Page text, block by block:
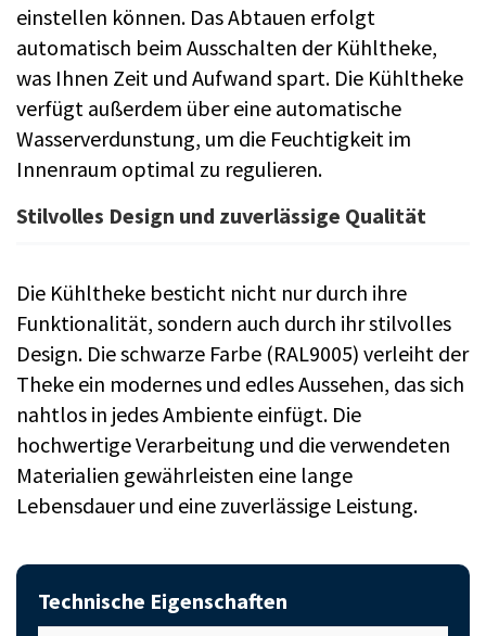
einstellen können. Das Abtauen erfolgt
automatisch beim Ausschalten der Kühltheke,
was Ihnen Zeit und Aufwand spart. Die Kühltheke
verfügt außerdem über eine automatische
Wasserverdunstung, um die Feuchtigkeit im
Innenraum optimal zu regulieren.
Stilvolles Design und zuverlässige Qualität
Die Kühltheke besticht nicht nur durch ihre
Funktionalität, sondern auch durch ihr stilvolles
Design. Die schwarze Farbe (RAL9005) verleiht der
Theke ein modernes und edles Aussehen, das sich
nahtlos in jedes Ambiente einfügt. Die
hochwertige Verarbeitung und die verwendeten
Materialien gewährleisten eine lange
Lebensdauer und eine zuverlässige Leistung.
Technische Eigenschaften